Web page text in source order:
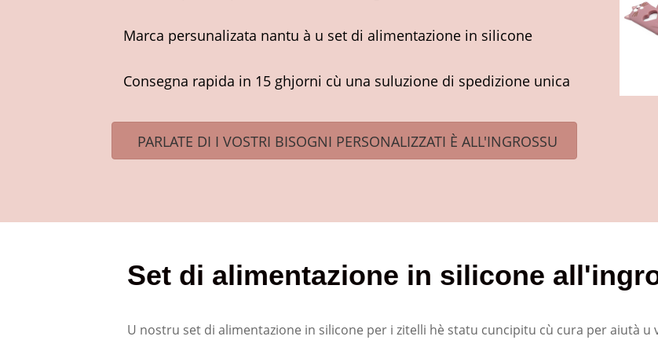
Marca persunalizata nantu à u set di alimentazione in silicone
Consegna rapida in 15 ghjorni cù una suluzione di spedizione unica
PARLATE DI I VOSTRI BISOGNI PERSONALIZZATI È ALL'INGROSSU
Set di alimentazione in silicone
U nostru set di alimentazione in silicone per i zitelli hè statu cuncipitu cù cura per aiutà u